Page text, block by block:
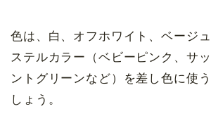
色は、白、オフホワイト、ベージ
ステルカラー（ベビーピンク、サ
ントグリーンなど）を差し色に使
しょう。